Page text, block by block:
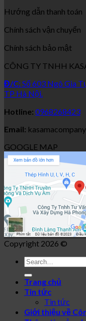
Hướng dẫn thanh toán
Chính sách vận chuyển
Chính sách bảo mật
CÔNG TY TNHH
Đ/C:Số 603 Ngô Gia
TP Hà Nội.
Hotline: 0968268423
Email:
GOOGLE MAP
Copyright 2026 ©
Search
for:
Trang chủ
Tin tức
Tin tức
Giới thiệu về